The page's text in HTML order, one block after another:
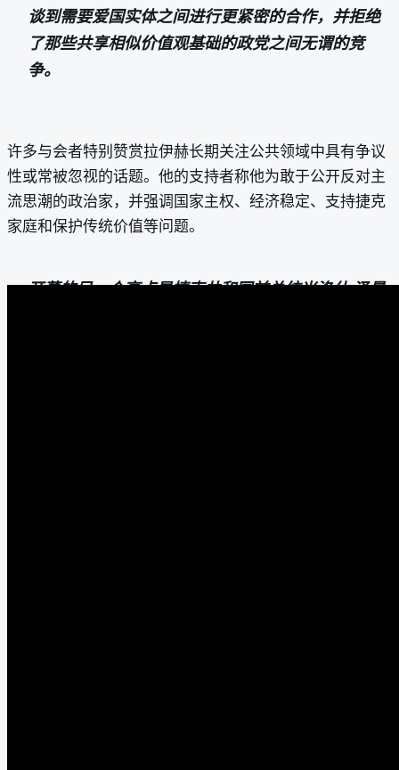
谈到需要爱国实体之间进行更紧密的合作，并拒绝
了那些共享相似价值观基础的政党之间无谓的竞
争。
许多与会者特别赞赏拉伊赫长期关注公共领域中具有争议
性或常被忽视的话题。他的支持者称他为敢于公开反对主
流思潮的政治家，并强调国家主权、经济稳定、支持捷克
家庭和保护传统价值等问题。
开幕的另一个亮点是捷克共和国前总统米洛什·泽曼